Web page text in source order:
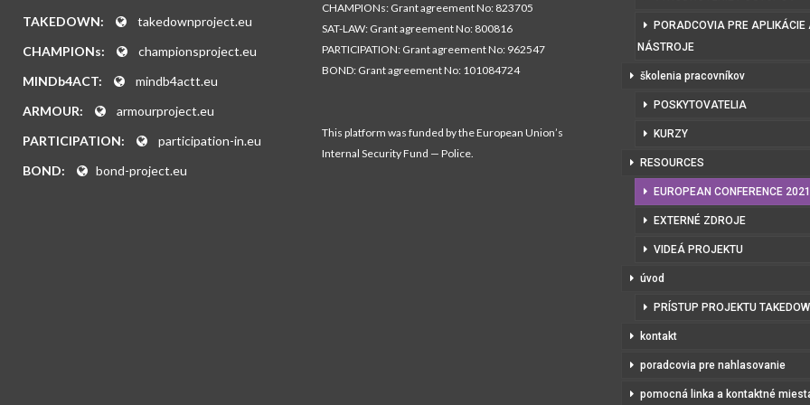
TAKEDOWN:
takedownproject.eu
CHAMPIONs:
championsproject.eu
MINDb4ACT:
mindb4actt.eu
ARMOUR:
armourproject.eu
PARTICIPATION:
participation-in.eu
BOND:
bond-project.eu
CHAMPIONs: Grant agreement No: 823705
SAT-LAW: Grant agreement No: 800816
PARTICIPATION: Grant agreement No: 962547
BOND: Grant agreement No: 101084724
This platform was funded by the European Union’s
Internal Security Fund — Police.
PORADCOVIA PRE APLIKÁCIE
NÁSTROJE
školenia pracovníkov
POSKYTOVATELIA
KURZY
RESOURCES
EUROPEAN CONFERENCE 2021
EXTERNÉ ZDROJE
VIDEÁ PROJEKTU
úvod
PRÍSTUP PROJEKTU
kontakt
poradcovia pre nahlasovanie
pomocná linka a kontaktné